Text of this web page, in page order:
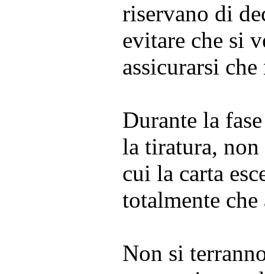
riservano di
evitare che si
assicurarsi
Durante la
la tiratura, non
cui la carta
totalmente
Non si